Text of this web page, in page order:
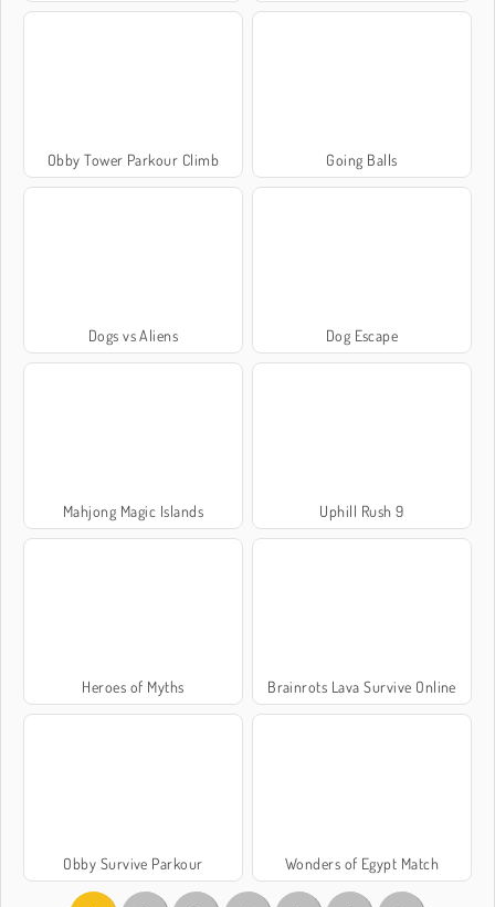
Obby Tower Parkour Climb Going Balls
Dogs vs Aliens Dog Escape
Mahjong Magic Islands Uphill Rush 9
Heroes of Myths Brainrots Lava Survive Online
Obby Survive Parkour Wonders of Egypt Match